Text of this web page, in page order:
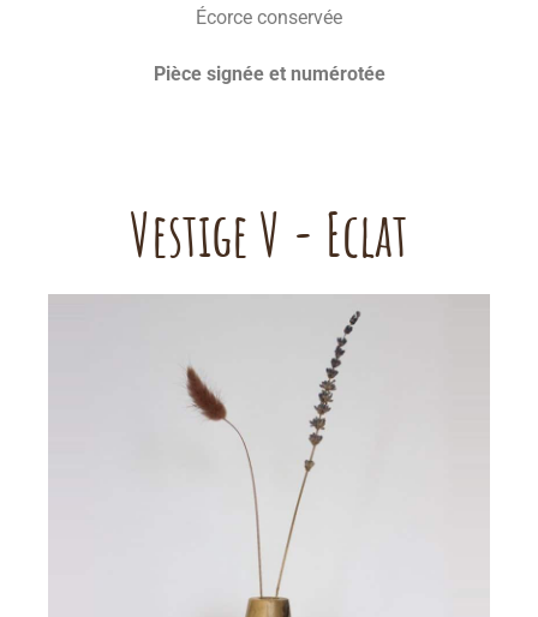
Écorce conservée
Pièce signée et numérotée
Vestige V - Eclat